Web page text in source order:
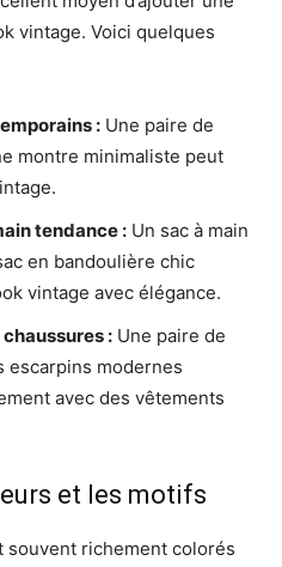
vintage. Voici quelques
: Une paire de
montre minimaliste peut
tendance : Un sac à main
en bandoulière chic
vintage avec élégance.
: Une paire de
escarpins modernes
avec des vêtements
et les motifs
souvent richement colorés